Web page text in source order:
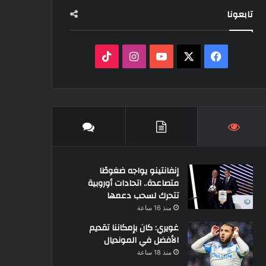
تابعونا
فيسبوك ‫YouTubeانستقرام
إنفانتينو يواجه ضغوطًا
متصاعدة.. اتحادات أوروبية
تتحرك لسحب دعمها
منذ 16 ساعة
غويري: كان بإمكاننا تقديم
الأفضل في المونديال
منذ 18 ساعة